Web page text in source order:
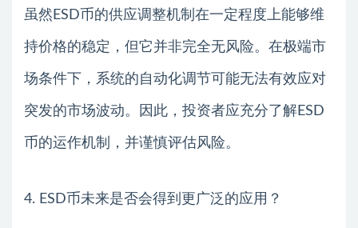
虽然ESD币的供应调整机制在一定程度上能够维
持价格的稳定，但它并非完全无风险。在极端市
场条件下，系统的自动化调节可能无法有效应对
突发的市场波动。因此，投资者应充分了解ESD
币的运作机制，并谨慎评估风险。
4. ESD币未来是否会得到更广泛的应用？